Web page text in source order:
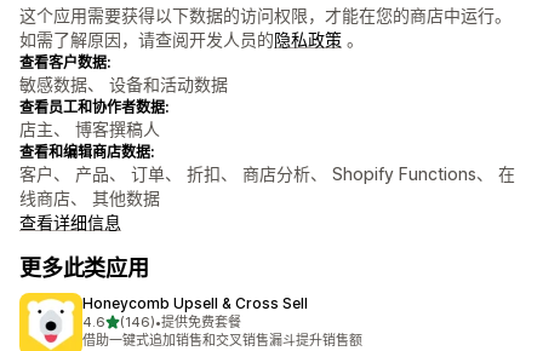
这个应用需要获得以下数据的访问权限，才能在您的商店中运行。
如需了解原因，请查阅开发人员的隐私政策 。
查看客户数据:
敏感数据、 设备和活动数据
查看员工和协作者数据:
店主、 博客撰稿人
查看和编辑商店数据:
客户、 产品、 订单、 折扣、 商店分析、 Shopify Functions、 在
线商店、 其他数据
查看详细信息
更多此类应用
Honeycomb Upsell & Cross Sell
4.6星（满分 5 星）
(146)
总共 146 条评论
•提供免费套餐
借助一键式追加销售和交叉销售漏斗提升销售额